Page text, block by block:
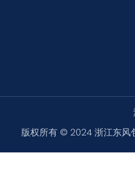
版权所有 © 2024 浙江东风